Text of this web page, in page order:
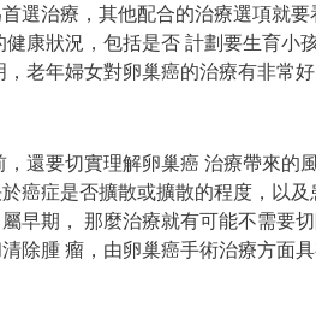
選治療，其他配合的治療選項就
康狀況，包括是否 計劃要生育小
，老年婦女對卵巢癌的治療有非常
還要切實理解卵巢癌 治療帶來的
癌症是否擴散或擴散的程度，以
早期， 那麼治療就有可能不需要
除腫 瘤，由卵巢癌手術治療方面